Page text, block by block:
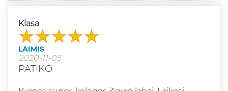
Klasa
LAIMIS
2020-11-05
PATIKO